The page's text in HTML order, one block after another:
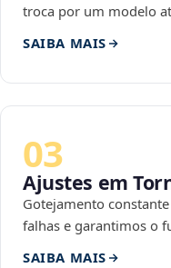
troca por um modelo
SAIBA MAIS
03
Ajustes em
Gotejamento
falhas e garantimos o
SAIBA MAIS